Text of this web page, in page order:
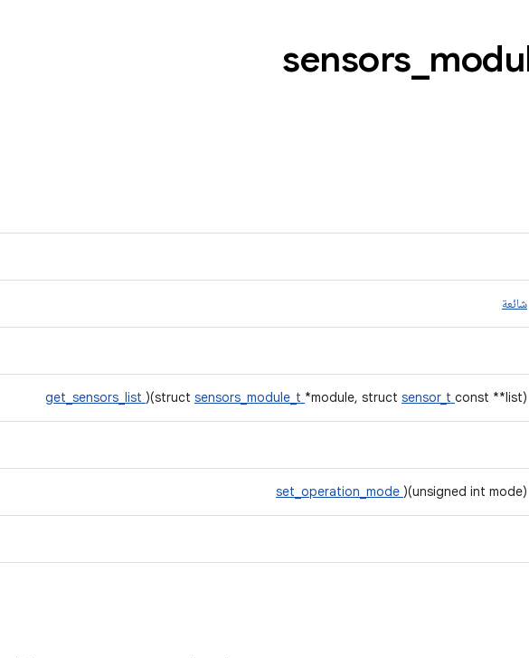
شائعة
get_sensors_list )(struct sensors_module_t *module, struct sensor_t const **list)
set_operation_mode )(unsigned int mode)